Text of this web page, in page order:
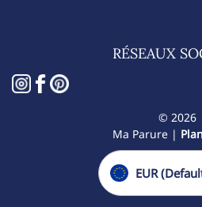
RÉSEAUX
© 2026
Ma Parure |
EUR